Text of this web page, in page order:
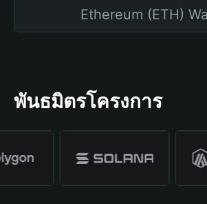
Ethereum (ETH)
พันธมิตรโครงการ